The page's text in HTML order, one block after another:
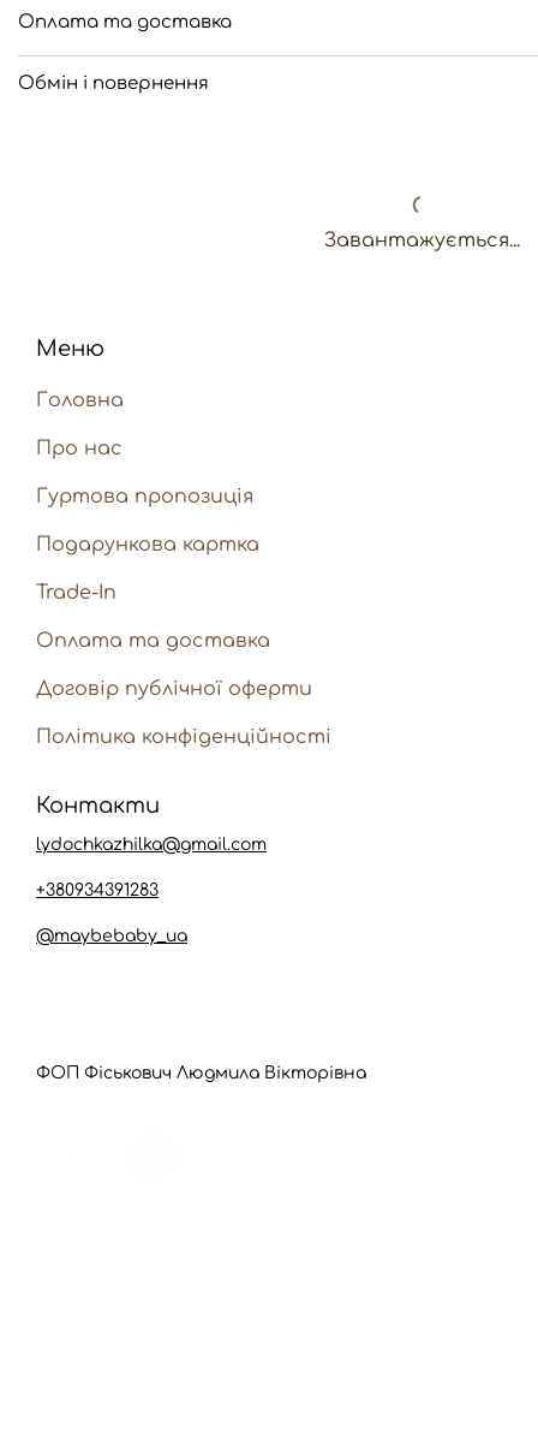
Оплата та доставка
Обмін і повернення
Завантажується...
Меню
Головна
Про нас
Гуртова пропозиція
Подарункова картка
Trade-In
Оплата та доставка
Договір публічної оферти
Політика конфіденційності
lydochkazhilka@gmail.com
+380934391283
@maybebaby_ua
Контакти
ФОП Фіськович Людмила Вікторівна